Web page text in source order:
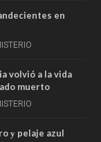
en
volvió a la vida
muerto
у pelaje azul